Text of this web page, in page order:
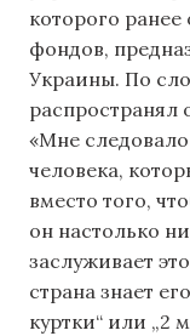
которого
фондов,
Украины. По
«Мне
человека,
вместо того,
он настолько
заслуживает
страна знает
куртки“ или „2